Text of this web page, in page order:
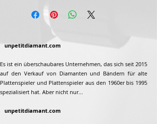
unpetitdiamant.com
Es ist ein überschaubares Unternehmen, das sich seit 2015
auf den Verkauf von Diamanten und Bändern für alte
Plattenspieler und Plattenspieler aus den 1960er bis 1995
spezialisiert hat. Aber nicht nur...
unpetitdiamant.com